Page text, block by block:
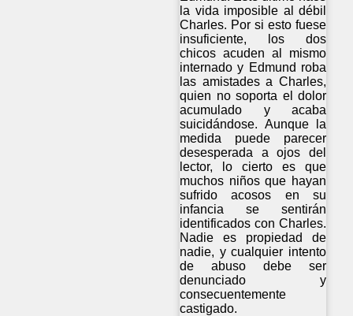
la vida imposible al débil
Charles. Por si esto fuese
insuficiente, los dos
chicos acuden al mismo
internado y Edmund roba
las amistades a Charles,
quien no soporta el dolor
acumulado y acaba
suicidándose. Aunque la
medida puede parecer
desesperada a ojos del
lector, lo cierto es que
muchos niños que hayan
sufrido acosos en su
infancia se sentirán
identificados con Charles.
Nadie es propiedad de
nadie, y cualquier intento
de abuso debe ser
denunciado y
consecuentemente
castigado.